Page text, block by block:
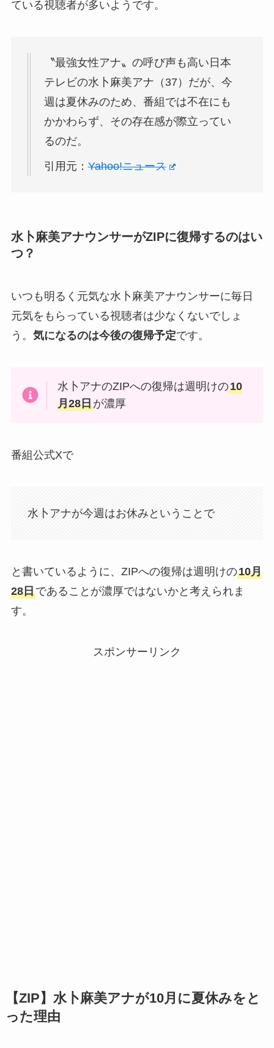
ている視聴者が多いようです。
〝最強女性アナ〟の呼び声も高い日本
テレビの水卜麻美アナ（37）だが、今
週は夏休みのため、番組では不在にも
かかわらず、その存在感が際立ってい
るのだ。
引用元：Yahoo!ニュース
水卜麻美アナウンサーがZIPに復帰するのはい
つ？
いつも明るく元気な水卜麻美アナウンサーに毎日
元気をもらっている視聴者は少なくないでしょ
う。 気になるのは今後の復帰予定です。
水卜アナのZIPへの復帰は週明けの10
月28日が濃厚
番組公式Xで
水卜アナが今週はお休みということで
と書いているように、ZIPへの復帰は週明けの10月
28日であることが濃厚ではないかと考えられま
す。
スポンサーリンク
【ZIP】水卜麻美アナが10月に夏休みをと
った理由